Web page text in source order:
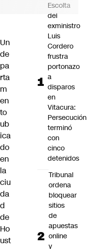
Un
de
pa
rta
m
en
to
ub
ica
do
en
la
ciu
da
d
de
Ho
ust
Escolta
del
exministro
Luis
Cordero
frustra
portonazo
a
disparos
en
Vitacura:
Persecución
terminó
con
cinco
detenidos
Tribunal
ordena
bloquear
sitios
de
apuestas
online
y